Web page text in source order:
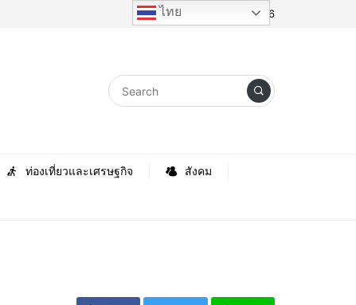
Friday, 7 August 2026
ท่องเที่ยวและเศรษฐกิจ สังคม
ไทย